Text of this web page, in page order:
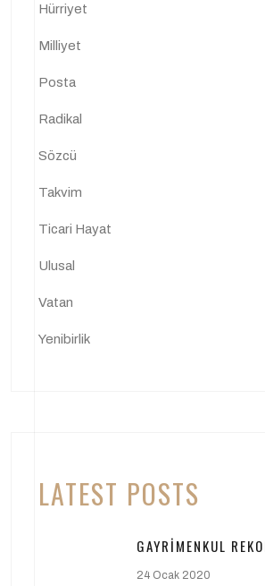
Hürriyet
Milliyet
Posta
Radikal
Sözcü
Takvim
Ticari Hayat
Ulusal
Vatan
Yenibirlik
LATEST POSTS
GAYRIMENKUL
24 Ocak 2020